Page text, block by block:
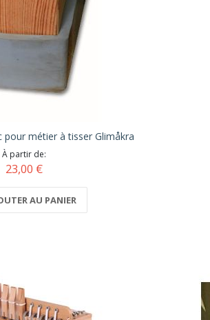
pour métier à tisser Glimåkra
À partir de
23,00 €
AU PANIER